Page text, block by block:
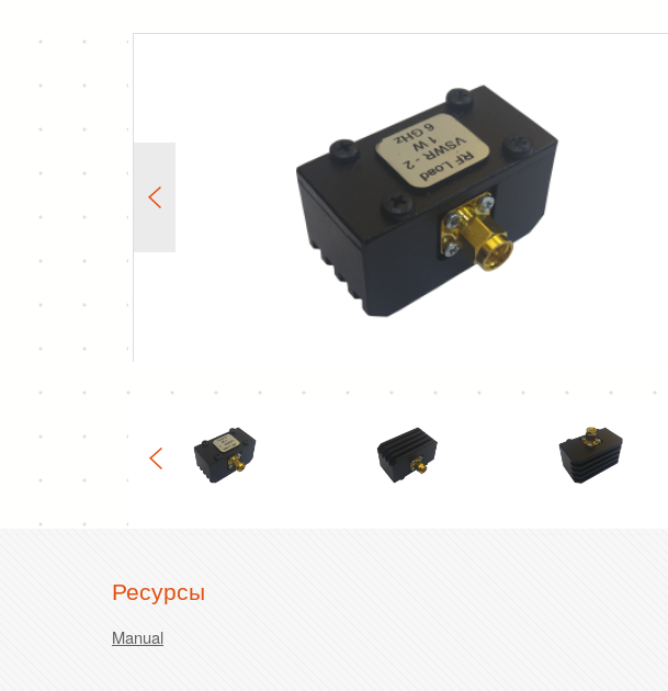
Ресурсы
Manual